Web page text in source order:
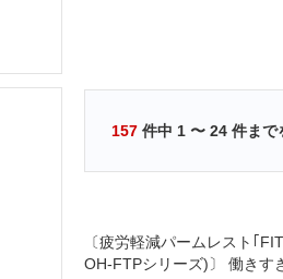
157 件中 1 〜 24 件まで
〔疲労軽減パームレスト｢
OH-FTPシリーズ)〕 働きす